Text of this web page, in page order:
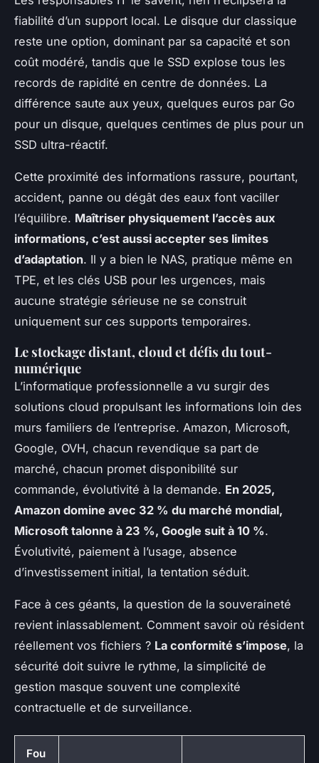
fiabilité d’un support local. Le disque dur classique
reste une option, dominant par sa capacité et son
coût modéré, tandis que le SSD explose tous les
records de rapidité en centre de données. La
différence saute aux yeux, quelques euros par Go
pour un disque, quelques centimes de plus pour un
SSD ultra-réactif.
Cette proximité des informations rassure, pourtant,
accident, panne ou dégât des eaux font vaciller
l’équilibre. Maîtriser physiquement l’accès aux
informations, c’est aussi accepter ses limites
d’adaptation. Il y a bien le NAS, pratique même en
TPE, et les clés USB pour les urgences, mais
aucune stratégie sérieuse ne se construit
uniquement sur ces supports temporaires.
Le stockage distant, cloud et défis du tout-
numérique
L’informatique professionnelle a vu surgir des
solutions cloud propulsant les informations loin des
murs familiers de l’entreprise. Amazon, Microsoft,
Google, OVH, chacun revendique sa part de
marché, chacun promet disponibilité sur
commande, évolutivité à la demande. En 2025,
Amazon domine avec 32 % du marché mondial,
Microsoft talonne à 23 %, Google suit à 10 %.
Évolutivité, paiement à l’usage, absence
d’investissement initial, la tentation séduit.
Face à ces géants, la question de la souveraineté
revient inlassablement. Comment savoir où résident
réellement vos fichiers ? La conformité s’impose, la
sécurité doit suivre le rythme, la simplicité de
gestion masque souvent une complexité
contractuelle et de surveillance.
Fou